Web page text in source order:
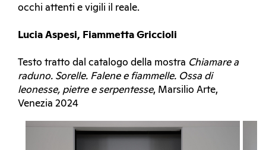
occhi attenti e vigili il reale.
Lucia Aspesi, Fiammetta Griccioli
Testo tratto dal catalogo della mostra Chiamare a
raduno. Sorelle. Falene e fiammelle. Ossa di
leonesse, pietre e serpentesse, Marsilio Arte,
Venezia 2024